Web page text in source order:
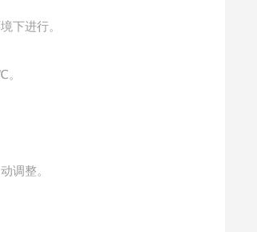
下进行。
。
调整。